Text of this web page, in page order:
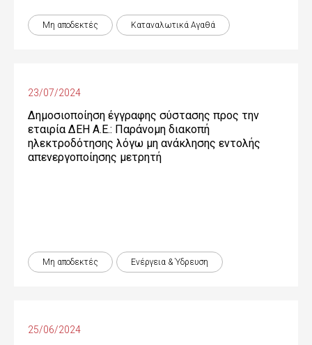
Μη αποδεκτές Καταναλωτικά Αγαθά
23/07/2024
Δημοσιοποίηση έγγραφης σύστασης προς την
εταιρία ΔΕΗ Α.Ε.: Παράνομη διακοπή
ηλεκτροδότησης λόγω μη ανάκλησης εντολής
απενεργοποίησης μετρητή
Μη αποδεκτές Ενέργεια & Ύδρευση
25/06/2024